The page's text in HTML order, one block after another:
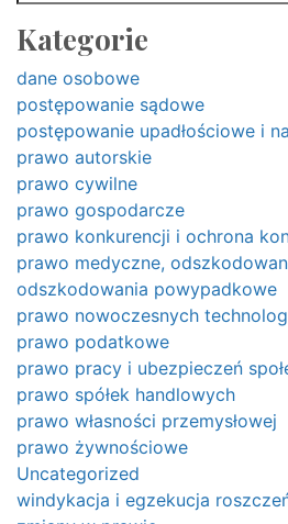
Kategorie
dane osobowe
postępowanie sądowe
postępowanie upadłościowe i
prawo autorskie
prawo cywilne
prawo gospodarcze
prawo konkurencji i ochrona
prawo medyczne,
odszkodowania powypadkowe
prawo nowoczesnych
prawo podatkowe
prawo pracy i ubezpieczeń
prawo spółek handlowych
prawo własności przemysłowej
prawo żywnościowe
Uncategorized
windykacja i egzekucja